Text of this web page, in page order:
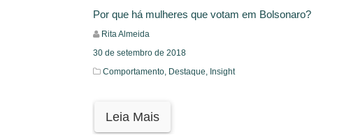
Por que há mulheres que votam em Bolsonaro?
Rita Almeida
30 de setembro de 2018
Comportamento, Destaque, Insight
Leia Mais